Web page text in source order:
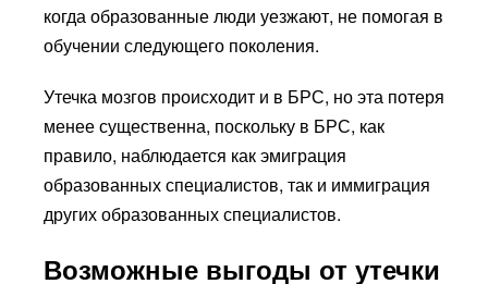
когда образованные люди уезжают, не помогая в
обучении следующего поколения.
Утечка мозгов происходит и в БРС, но эта потеря
менее существенна, поскольку в БРС, как
правило, наблюдается как эмиграция
образованных специалистов, так и иммиграция
других образованных специалистов.
Возможные выгоды от утечки